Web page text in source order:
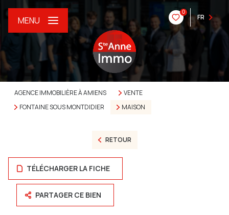
0
FR
MENU
AGENCE IMMOBILIÈRE À AMIENS
VENTE
FONTAINE SOUS MONTDIDIER
MAISON
RETOUR
TÉLÉCHARGER LA FICHE
PARTAGER CE BIEN